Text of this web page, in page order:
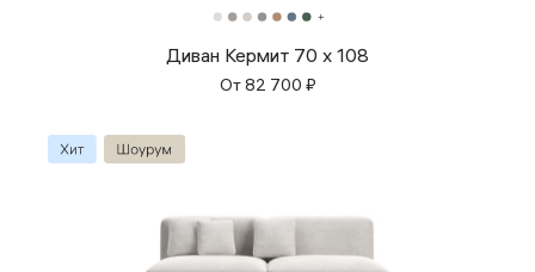
Диван Кермит 70 x 108
От82 700 ₽